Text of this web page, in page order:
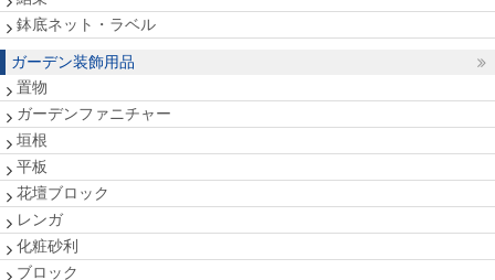
鉢底ネット・ラベル
ガーデン装飾用品
置物
ガーデンファニチャー
垣根
平板
花壇ブロック
レンガ
化粧砂利
ブロック